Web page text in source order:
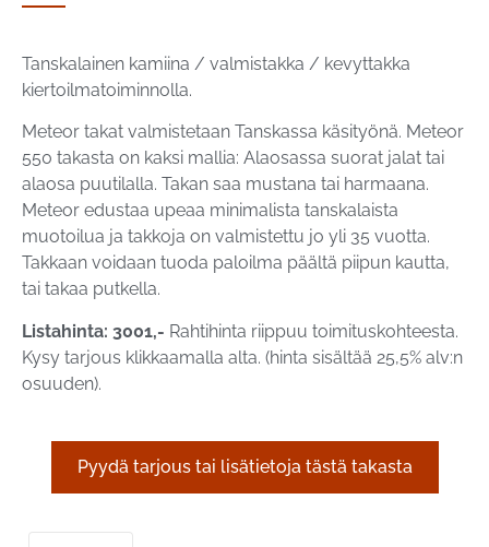
Tanskalainen kamiina / valmistakka / kevyttakka
kiertoilmatoiminnolla.
Meteor takat valmistetaan Tanskassa käsityönä. Meteor
550 takasta on kaksi mallia: Alaosassa suorat jalat tai
alaosa puutilalla. Takan saa mustana tai harmaana.
Meteor edustaa upeaa minimalista tanskalaista
muotoilua ja takkoja on valmistettu jo yli 35 vuotta.
Takkaan voidaan tuoda paloilma päältä piipun kautta,
tai takaa putkella.
Listahinta: 3001,- Rahtihinta riippuu toimituskohteesta.
Kysy tarjous klikkaamalla alta. (hinta sisältää 25,5% alv:n
osuuden).
Pyydä tarjous tai lisätietoja tästä takasta